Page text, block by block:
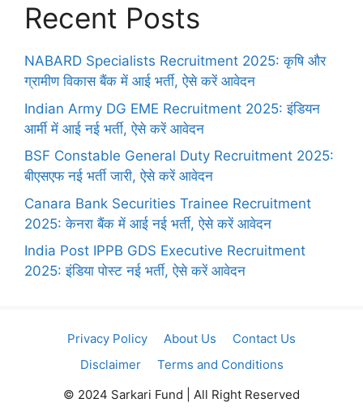
Recent Posts
NABARD Specialists Recruitment 2025: कृषि और
ग्रामीण विकास बैंक में आई भर्ती, ऐसे करें आवेदन
Indian Army DG EME Recruitment 2025: इंडियन
आर्मी में आई नई भर्ती, ऐसे करें आवेदन
BSF Constable General Duty Recruitment 2025:
बीएसएफ नई भर्ती जारी, ऐसे करें आवेदन
Canara Bank Securities Trainee Recruitment
2025: केनरा बैंक में आई नई भर्ती, ऐसे करें आवेदन
India Post IPPB GDS Executive Recruitment
2025: इंडिया पोस्ट नई भर्ती, ऐसे करें आवेदन
Privacy Policy About Us
Contact Us
Disclaimer
Terms and Conditions
© 2024 Sarkari Fund | All Right Reserved